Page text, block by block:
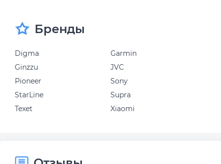
Бренды
Digma
Garmin
Ginzzu
JVC
Pioneer
Sony
StarLine
Supra
Texet
Xiaomi